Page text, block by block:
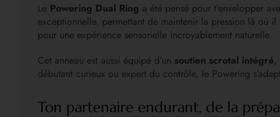
Le Powering Dual Ring a été pensé pour t’envelopper
exceptionnelle, permettant de maintenir la pression là où
pour une expérience sensorielle incroyablement naturelle.
Cet anneau est aussi équipé d’un soutien scrotal intégré,
débutant curieux ou expert du contrôle, le Powering
Ton partenaire endurant, de la